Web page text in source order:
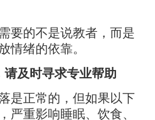
要的不是说教者 ，而是
情绪的依靠。
请及时寻求专业帮助
是正常的，但如果以下
，严重影响睡眠、饮食、